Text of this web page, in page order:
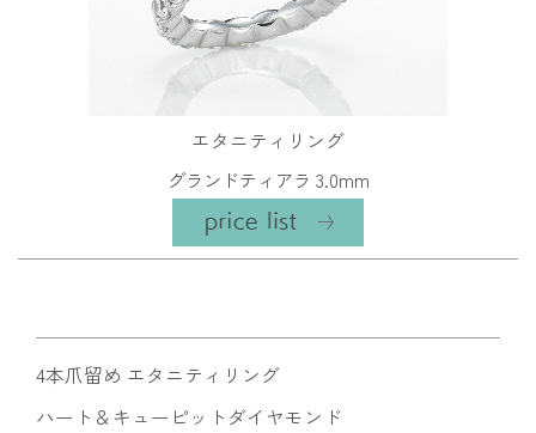
エタニティリング
グランドティアラ 3.0mm
4本爪留め エタニティリング
ハート＆キューピットダイヤモンド